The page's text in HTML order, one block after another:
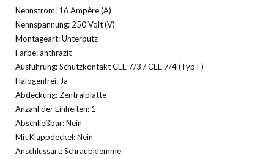
Nennstrom: 16 Ampère (A)
Nennspannung: 250 Volt (V)
Montageart: Unterputz
Farbe: anthrazit
Ausführung: Schutzkontakt CEE 7/3 / CEE 7/4 (Typ F)
Halogenfrei: Ja
Abdeckung: Zentralplatte
Anzahl der Einheiten: 1
Abschließbar: Nein
Mit Klappdeckel: Nein
Anschlussart: Schraubklemme